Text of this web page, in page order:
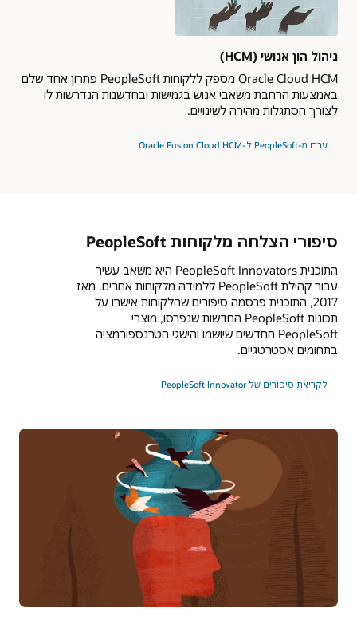
ניהול הון אנושי (HCM)
Oracle Cloud HCM מספק ללקוחות PeopleSoft פתרון אחד שלם
באמצעות הרחבת משאבי אנוש בגמישות ובחדשנות הנדרשות לו
לצורך הסתגלות מהירה לשינויים.
עברו מ-PeopleSoft ל-Oracle Fusion Cloud HCM
סיפורי הצלחה מלקוחות PeopleSoft
התוכנית PeopleSoft Innovators היא משאב עשיר
עבור קהילת PeopleSoft ללמידה מלקוחות אחרים. מאז
2017, התוכנית פרסמה סיפורים שהלקוחות אישרו על
תכונות PeopleSoft החדשות שנפרסו, מוצרי
PeopleSoft החדשים שיושמו והישגי הטרנספורמציה
בתחומים אסטרטגיים.
לקריאת סיפורים של PeopleSoft Innovator